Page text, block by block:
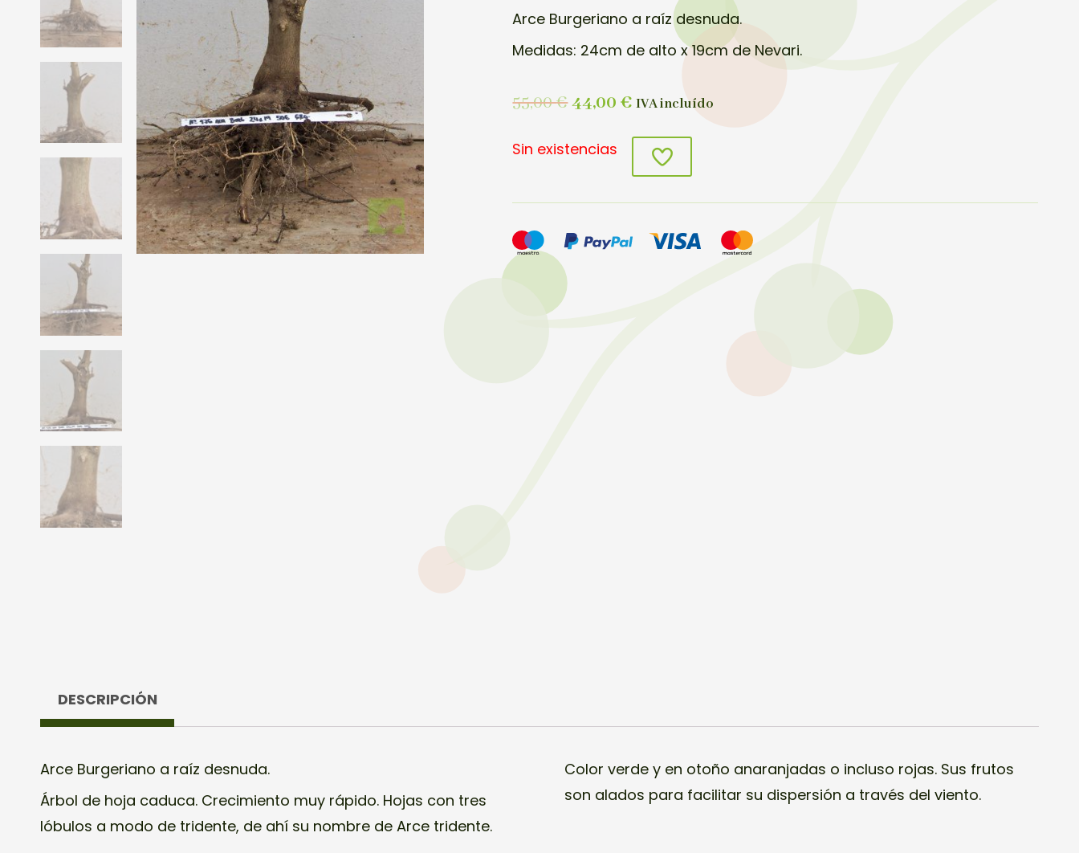
Arce Burgeriano a raíz desnuda.
Medidas: 24cm de alto x 19cm de Nevari.
55,00€44,00€ IVA incluído
Sin existencias
DESCRIPCIÓN
Arce Burgeriano a raíz desnuda.
Árbol de hoja caduca. Crecimiento muy rápido. Hojas con tres
lóbulos a modo de tridente, de ahí su nombre de Arce tridente.
Color verde y en otoño anaranjadas o incluso rojas. Sus frutos
son alados para facilitar su dispersión a través del viento.